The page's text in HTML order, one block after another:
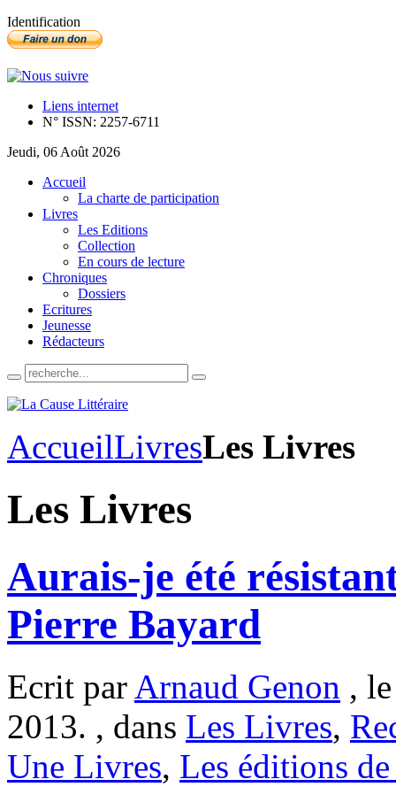
Identification
Liens internet
N° ISSN: 2257-6711
Jeudi, 06 Août 2026
Accueil
La charte de participation
Livres
Les Editions
Collection
En cours de lecture
Chroniques
Dossiers
Ecritures
Jeunesse
Rédacteurs
AccueilLivresLes Livres
Les Livres
Aurais-je été
Pierre Bayard
Ecrit par Arnaud Genon ,
2013. , dans Les Livres,
Une Livres, Les éditions